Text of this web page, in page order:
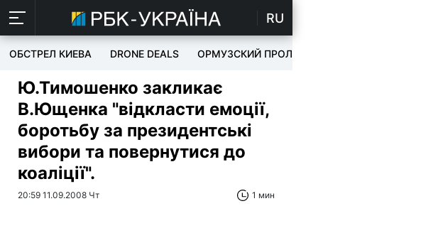
RU
ОБСТРЕЛ КИЕВА DRONE DEALS ОРМУЗСКИЙ ПРОЛИВ
Ю.Тимошенко закликає
В.Ющенка "відкласти емоції,
боротьбу за президентські
вибори та повернутися до
коаліції".
20:59 11.09.2008 Чт 1 мин